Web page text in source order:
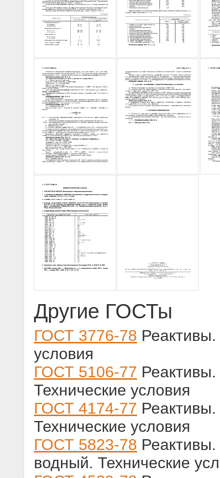
Другие ГОСТы
ГОСТ 3776-78
условия
ГОСТ 5106-77
Технические условия
ГОСТ 4174-77
Технические условия
ГОСТ 5823-78
водный. Технические